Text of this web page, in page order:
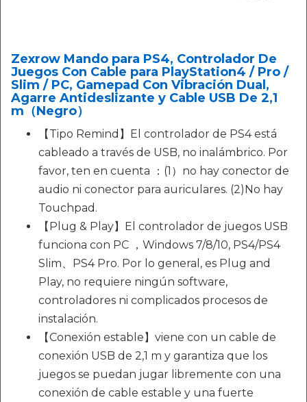
Zexrow Mando para PS4, Controlador De
Juegos Con Cable para PlayStation4 / Pro /
Slim / PC, Gamepad Con Vibración Dual,
Agarre Antideslizante y Cable USB De 2,1
m（Negro）
【Tipo Remind】El controlador de PS4 está
cableado a través de USB, no inalámbrico. Por
favor, ten en cuenta ：(1）no hay conector de
audio ni conector para auriculares. (2)No hay
Touchpad.
【Plug & Play】El controlador de juegos USB
funciona con PC ，Windows 7/8/10, PS4/PS4
Slim、PS4 Pro. Por lo general, es Plug and
Play, no requiere ningún software,
controladores ni complicados procesos de
instalación.
【Conexión estable】viene con un cable de
conexión USB de 2,1 m y garantiza que los
juegos se puedan jugar libremente con una
conexión de cable estable y una fuerte